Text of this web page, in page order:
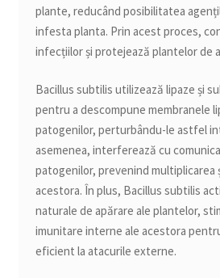
plante, reducând posibilitatea
infesta planta. Prin acest proces,
infecțiilor și protejează plantelor de
Bacillus subtilis utilizează lipaze și
pentru a descompune membranele
patogenilor, perturbându-le astfel
asemenea, interferează cu
patogenilor, prevenind multiplicarea
acestora. În plus, Bacillus subtilis
naturale de apărare ale plantelor,
imunitare interne ale acestora
eficient la atacurile externe.